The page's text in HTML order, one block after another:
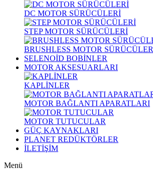
DC MOTOR SÜRÜCÜLERİ
STEP MOTOR SÜRÜCÜLERİ
BRUSHLESS MOTOR SÜRÜCÜLER
SELENOİD BOBİNLER
MOTOR AKSESUARLARI
KAPLİNLER
MOTOR BAĞLANTI APARATLARI
MOTOR TUTUCULAR
GÜÇ KAYNAKLARI
PLANET REDÜKTÖRLER
İLETİŞİM
Menü